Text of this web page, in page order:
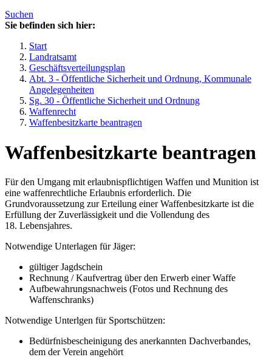
Suchen
Sie befinden sich hier:
Start
Landratsamt
Geschäftsverteilungsplan
Abt. 3 - Öffentliche Sicherheit und Ordnung, Kommunale
Angelegenheiten
Sg. 30 - Öffentliche Sicherheit und Ordnung
Waffenrecht
Waffenbesitzkarte beantragen
Waffenbesitzkarte beantragen
Für den Umgang mit erlaubnispflichtigen Waffen und Munition ist
eine waffenrechtliche Erlaubnis erforderlich. Die
Grundvoraussetzung zur Erteilung einer Waffenbesitzkarte ist die
Erfüllung der Zuverlässigkeit und die Vollendung des
18. Lebensjahres.
Notwendige Unterlagen für Jäger:
gültiger Jagdschein
Rechnung / Kaufvertrag über den Erwerb einer Waffe
Aufbewahrungsnachweis (Fotos und Rechnung des
Waffenschranks)
Notwendige Unterlgen für Sportschützen:
Bedürfnisbescheinigung des anerkannten Dachverbandes,
dem der Verein angehört